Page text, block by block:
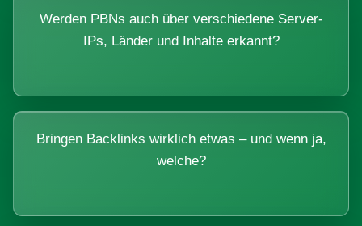
Werden PBNs auch über verschiedene Server-
IPs, Länder und Inhalte erkannt?
Bringen Backlinks wirklich etwas – und wenn ja,
welche?